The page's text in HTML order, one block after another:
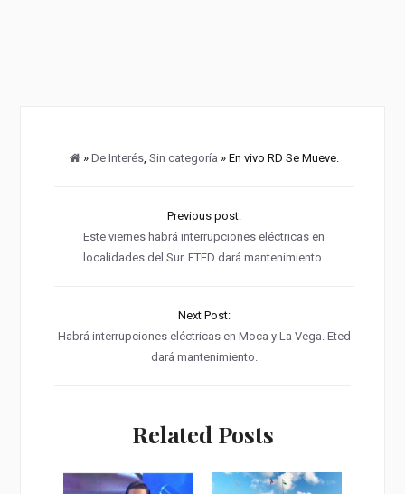
» De Interés, Sin categoría » En vivo RD Se Mueve.
Previous post:
Este viernes habrá interrupciones eléctricas en
localidades del Sur. ETED dará mantenimiento.
Next Post:
Habrá interrupciones eléctricas en Moca y La Vega. Eted
dará mantenimiento.
Related Posts